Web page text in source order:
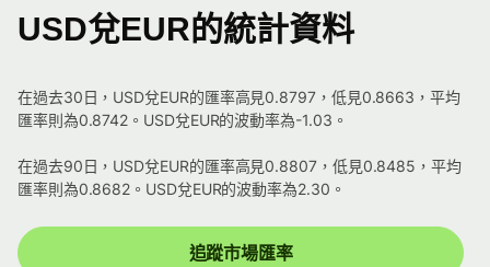
USD兌EUR的統計資料
在過去30日，USD兌EUR的匯率高見0.8797，低見0.8663，平均
匯率則為0.8742。USD兌EUR的波動率為-1.03。
在過去90日，USD兌EUR的匯率高見0.8807，低見0.8485，平均
匯率則為0.8682。USD兌EUR的波動率為2.30。
追蹤市場匯率